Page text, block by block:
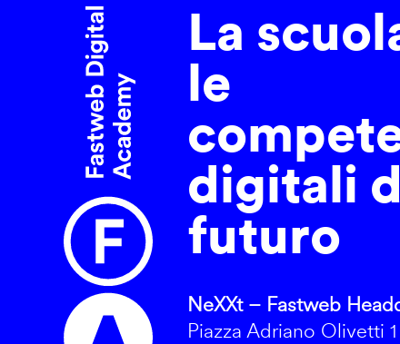
La
le
digitali
futuro
NeXXt – Fastweb
Piazza Adriano Olivetti 1